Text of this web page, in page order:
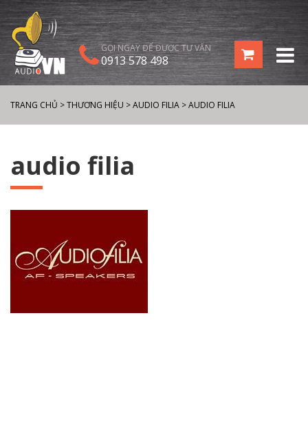
GỌI NGAY ĐỂ ĐƯỢC TƯ VẤN
0913 578 498
TRANG CHỦ >THƯƠNG HIỆU >AUDIO FILIA >AUDIO FILIA
audio filia